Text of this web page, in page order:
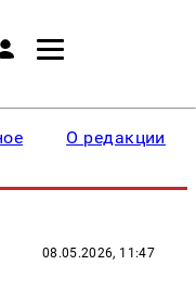
О редакции
08.05.2026, 11:47